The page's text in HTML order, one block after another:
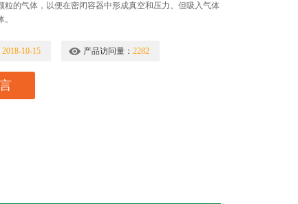
粒的气体，以便在密闭容器中形成真空和压力。但吸入气体
2018-10-15 产品访问量： 2282